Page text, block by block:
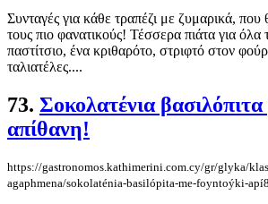
Συνταγές για κάθε τραπέζι με ζυμαρικά, που
τους πιο φανατικούς! Τέσσερα πιάτα για
παστίτσιο, ένα κριθαρότο, στριφτό στον
ταλιατέλες....
73. Σοκολατένια
απίθανη!
https://gastronomos.kathimerini.com.cy/gr/glyka/
agaphmena/sokolaténia-basilópita-me-foyntoýki-